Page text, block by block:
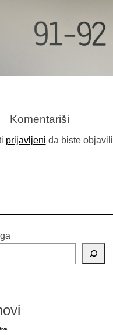
Komentariši
prijavljeni da biste objavili